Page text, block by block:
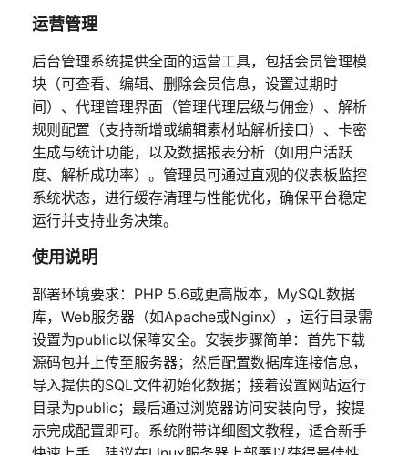
运营管理
后台管理系统提供全面的运营工具，包括会员管理模
块（可查看、编辑、删除会员信息，设置过期时
间）、代理管理界面（管理代理层级与佣金）、解析
规则配置（支持新增或编辑素材站解析接口）、卡密
生成与统计功能，以及数据报表分析（如用户活跃
度、解析成功率）。管理员可通过直观的仪表板监控
系统状态，进行缓存清理与性能优化，确保平台稳定
运行并支持业务决策。
使用说明
部署环境要求：PHP 5.6或更高版本，MySQL数据
库，Web服务器（如Apache或Nginx），运行目录需
设置为public以保障安全。安装步骤简单：首先下载
源码包并上传至服务器；然后配置数据库连接信息，
导入提供的SQL文件初始化数据；接着设置网站运行
目录为public；最后通过浏览器访问安装向导，按提
示完成配置即可。系统附带详细图文教程，适合新手